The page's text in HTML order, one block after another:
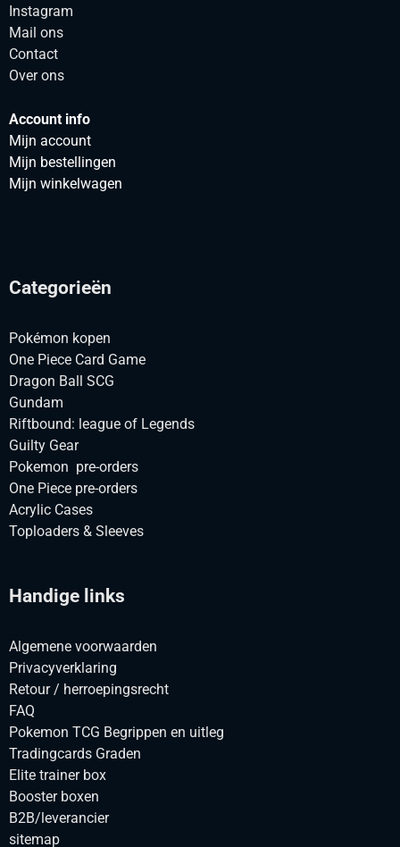
Instagram
Mail ons
Contact
Over ons
Account info
Mijn account
Mijn bestellingen
Mijn winkelwagen
Categorieën
Pokémon kopen
One Piece Card Game
Dragon Ball SCG
Gundam
Riftbound: league of Legends
Guilty Gear
Pokemon pre-orders
One Piece pre-orders
Acrylic Cases
Toploaders & Sleeves
Handige links
Algemene voorwaarden
Privacyverklaring
Retour / herroepingsrecht
FAQ
Pokemon TCG Begrippen en uitleg
Tradingcards Graden
Elite trainer box
Booster boxen
B2B/leverancier
sitemap